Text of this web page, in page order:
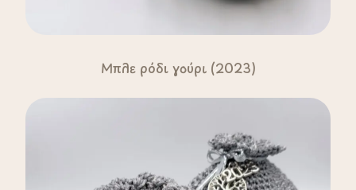
Μπλε ρόδι γούρι (2023)